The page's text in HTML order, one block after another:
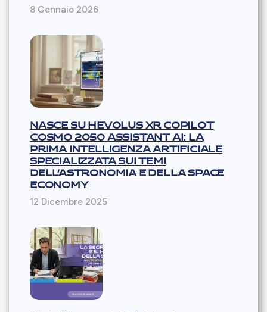
8 Gennaio 2026
NASCE SU HEVOLUS XR COPILOT
COSMO 2050 ASSISTANT AI: LA
PRIMA INTELLIGENZA ARTIFICIALE
SPECIALIZZATA SUI TEMI
DELL’ASTRONOMIA E DELLA SPACE
ECONOMY
12 Dicembre 2025